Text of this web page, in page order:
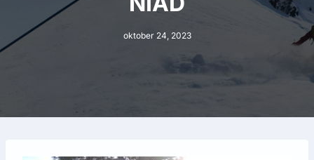
oktober 24, 2023